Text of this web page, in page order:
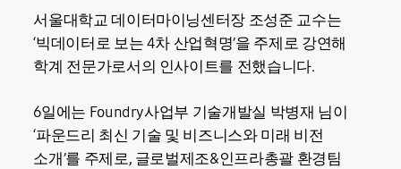
서울대학교 데이터마이닝센터장 조성준 교수는
‘빅데이터로 보는 4차 산업혁명’을 주제로 강연해
학계 전문가로서의 인사이트를 전했습니다.
6일에는 Foundry사업부 기술개발실 박병재 님이
‘파운드리 최신 기술 및 비즈니스와 미래 비전
소개’를 주제로, 글로벌제조&인프라총괄 환경팀